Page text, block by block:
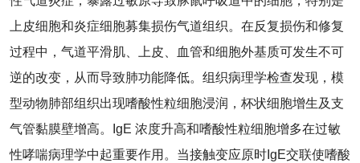
上皮细胞和炎症细胞募集损伤气道组织。在反复损伤和修复
过程中，气道平滑肌、上皮、血管和细胞外基质可发生不可
逆的改变，从而导致肺功能降低。组织病理学检查发现，模
型动物肺部组织出现嗜酸性粒细胞浸润，杯状细胞增生及支
气管黏膜壁增高。IgE 浓度升高和嗜酸性粒细胞增多在过敏
性哮喘病理学中起重要作用。当接触变应原时IgE交联使嗜酸